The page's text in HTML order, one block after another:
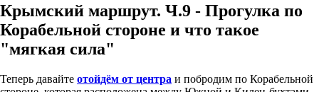
Крымский маршрут. Ч.9 - Прогулка по
Корабельной стороне и что такое
"мягкая сила"
Теперь давайте отойдём от центра и побродим по Корабельной